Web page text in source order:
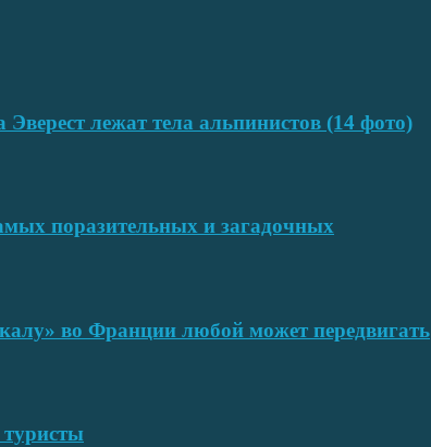
Эверест лежат тела альпинистов (14 фото)
поразительных и загадочных
во Франции любой может передвигать
туристы